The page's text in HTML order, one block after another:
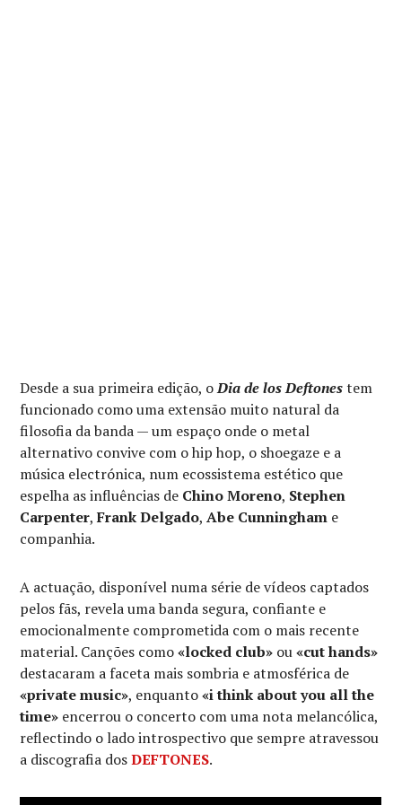
Desde a sua primeira edição, oDia de los Deftonestem
funcionado como uma extensão muito natural da
filosofia da banda — um espaço onde o metal
alternativo convive com o hip hop, o shoegaze e a
música electrónica, num ecossistema estético que
espelha as influências de Chino Moreno, Stephen
Carpenter,Frank Delgado,Abe Cunningham e
companhia.
A actuação, disponível numa série de vídeos captados
pelos fãs, revela uma banda segura, confiante e
emocionalmente comprometida com o mais recente
material. Canções como«locked club» ou«cut hands»
destacaram a faceta mais sombria e atmosférica de
«private music», enquanto«i think about you all the
time» encerrou o concerto com uma nota melancólica,
reflectindo o lado introspectivo que sempre atravessou
a discografia dosDEFTONES.